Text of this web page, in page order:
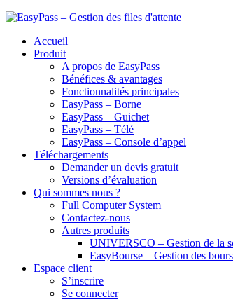
Accueil
Produit
A propos de EasyPass
Bénéfices & avantages
Fonctionnalités principales
EasyPass – Borne
EasyPass – Guichet
EasyPass – Télé
EasyPass – Console d’appel
Téléchargements
Demander un devis gratuit
Versions d’évaluation
Qui sommes nous ?
Full Computer System
Contactez-nous
Autres produits
UNIVERSCO – Gestion de la
EasyBourse – Gestion des
Espace client
S’inscrire
Se connecter